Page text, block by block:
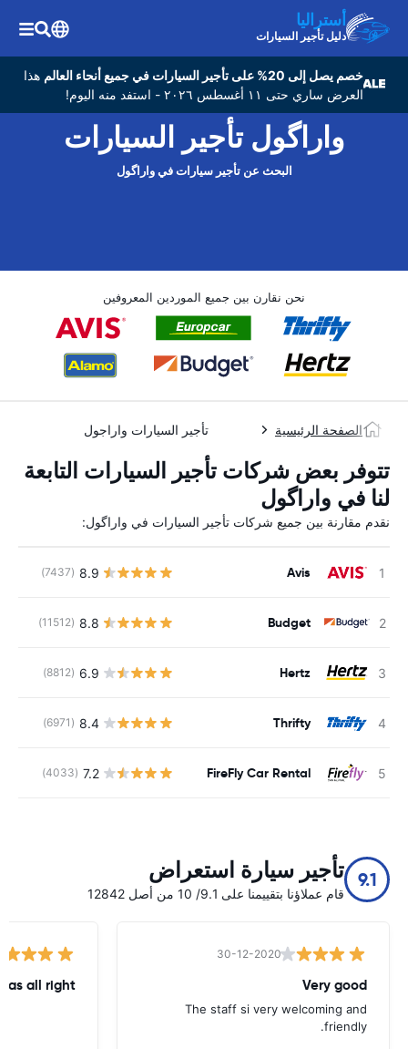
أستراليا
دليل تأجير السيارات
خصم يصل إلى 20% على تأجير السيارات في جميع أنحاء العالم
هذا
العرض ساري حتى ١١ أغسطس ٢٠٢٦ - استفد منه اليوم!
واراگول تأجير السيارات
البحث عن تأجير سيارات في واراگول
نحن نقارن بين جميع الموردين المعروفين
الصفحة الرئيسية تأجير السيارات واراجول
تتوفر بعض شركات تأجير السيارات التابعة
لنا في واراگول
نقدم مقارنة بين جميع شركات تأجير السيارات في واراگول:
Avis
8.9
(7437)
Budget
8.8
(11512)
Hertz
6.9
(8812)
Thrifty
8.4
(6971)
FireFly Car Rental
7.2
(4033)
9.1 تأجير سيارة استعراض
قام عملاؤنا بتقييمنا على 9.1/ 10 من أصل 12842
30-12-2020
Very good
The staff si very welcoming and
friendly.
all right